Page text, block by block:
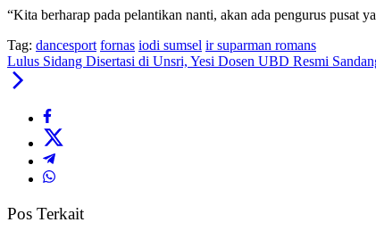
“Kita berharap pada pelantikan nanti, akan ada pengurus pusat
Tag: dancesport fornas iodi sumsel ir suparman romans
Lulus Sidang Disertasi di Unsri, Yesi Dosen UBD Resmi
Pos Terkait